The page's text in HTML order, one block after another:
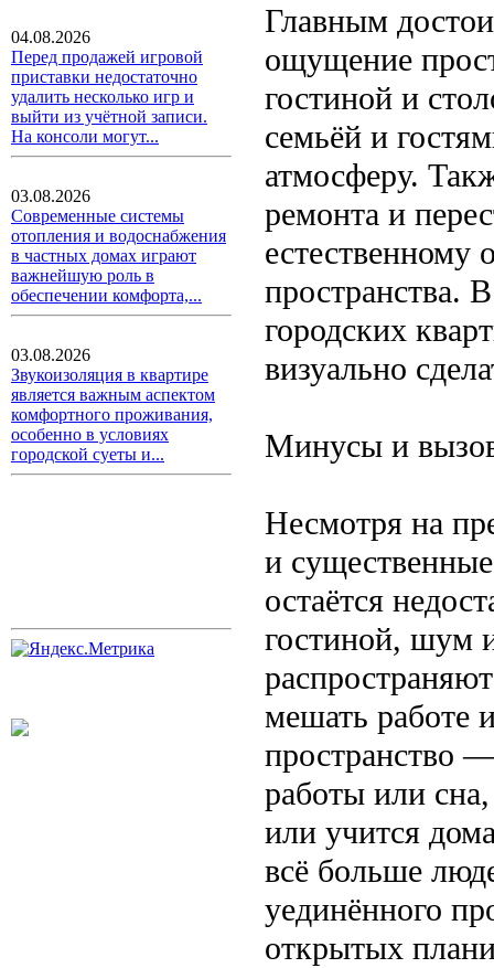
04.08.2026
Перед продажей игровой
приставки недостаточно
удалить несколько игр и
выйти из учётной записи.
На консоли могут...
03.08.2026
Современные системы
отопления и водоснабжения
в частных домах играют
важнейшую роль в
обеспечении комфорта,...
03.08.2026
Звукоизоляция в квартире
является важным аспектом
комфортного проживания,
особенно в условиях
городской суеты и...
Главным
ощущение
гостиной и
семьёй и
атмосферу.
ремонта и
пространства.
городских
визуально
Минусы и
Несмотря на
и
остаётся
гостиной, шум
мешать работе
пространство
работы или
или учится
всё больше
уединённого
открытых